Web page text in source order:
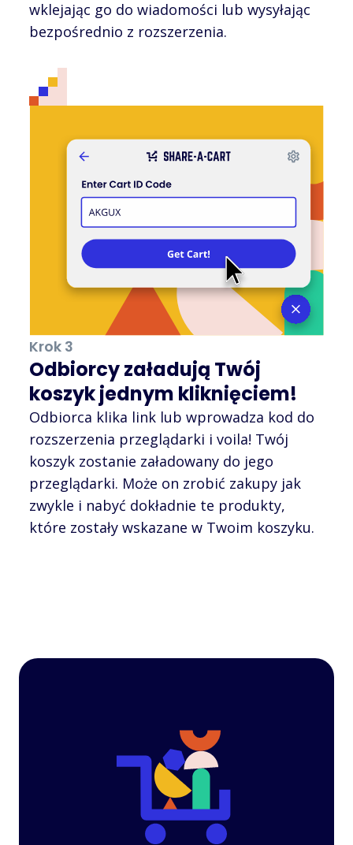
wklejając go do wiadomości lub wysyłając
bezpośrednio z rozszerzenia.
Krok 3
Odbiorcy załadują Twój
koszyk jednym kliknięciem!
Odbiorca klika link lub wprowadza kod do
rozszerzenia przeglądarki i voila! Twój
koszyk zostanie załadowany do jego
przeglądarki. Może on zrobić zakupy jak
zwykle i nabyć dokładnie te produkty,
które zostały wskazane w Twoim koszyku.